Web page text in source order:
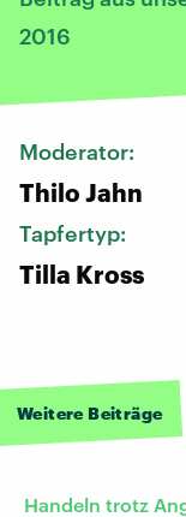
2016
Moderator:
Thilo Jahn
Tapfertyp:
Tilla Kross
Weitere Beiträge
Handeln trotz